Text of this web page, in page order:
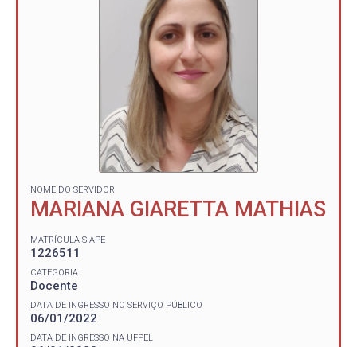
NOME DO SERVIDOR
MARIANA GIARETTA MATHIAS
MATRÍCULA SIAPE
1226511
CATEGORIA
Docente
DATA DE INGRESSO NO SERVIÇO PÚBLICO
06/01/2022
DATA DE INGRESSO NA UFPEL